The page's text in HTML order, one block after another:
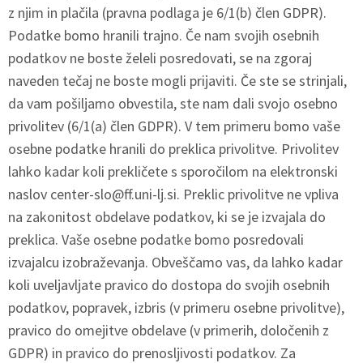
z njim in plačila (pravna podlaga je 6/1(b) člen GDPR).
Podatke bomo hranili trajno. Če nam svojih osebnih
podatkov ne boste želeli posredovati, se na zgoraj
naveden tečaj ne boste mogli prijaviti. Če ste se strinjali,
da vam pošiljamo obvestila, ste nam dali svojo osebno
privolitev (6/1(a) člen GDPR). V tem primeru bomo vaše
osebne podatke hranili do preklica privolitve. Privolitev
lahko kadar koli prekličete s sporočilom na elektronski
naslov center-slo@ff.uni-lj.si. Preklic privolitve ne vpliva
na zakonitost obdelave podatkov, ki se je izvajala do
preklica. Vaše osebne podatke bomo posredovali
izvajalcu izobraževanja. Obveščamo vas, da lahko kadar
koli uveljavljate pravico do dostopa do svojih osebnih
podatkov, popravek, izbris (v primeru osebne privolitve),
pravico do omejitve obdelave (v primerih, določenih z
GDPR) in pravico do prenosljivosti podatkov. Za